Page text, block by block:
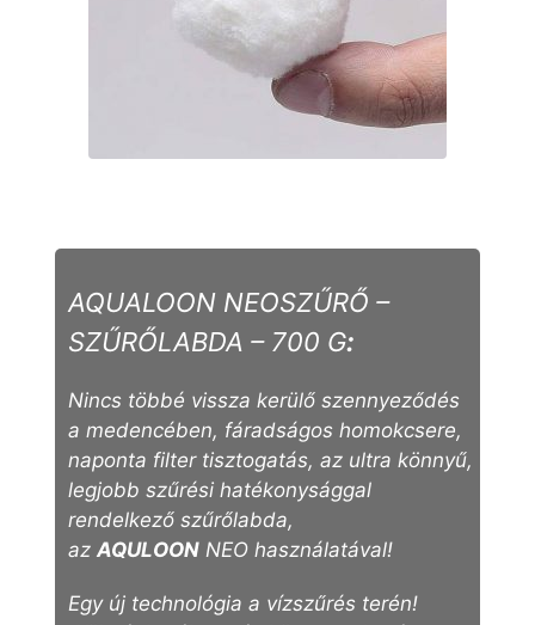
AQUALOON NEOSZŰRŐ –
SZŰRŐLABDA – 700 G:
Nincs többé vissza kerülő szennyeződés
a medencében, fáradságos homokcsere,
naponta filter tisztogatás, az ultra könnyű,
legjobb szűrési hatékonysággal
rendelkező szűrőlabda,
az AQULOON NEO használatával!
Egy új technológia a vízszűrés terén!